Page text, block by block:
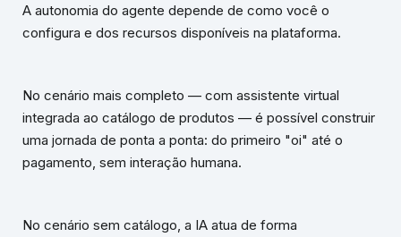
A autonomia do agente depende de como você o
configura e dos recursos disponíveis na plataforma.
No cenário mais completo — com assistente virtual
integrada ao catálogo de produtos — é possível construir
uma jornada de ponta a ponta: do primeiro "oi" até o
pagamento, sem interação humana.
No cenário sem catálogo, a IA atua de forma